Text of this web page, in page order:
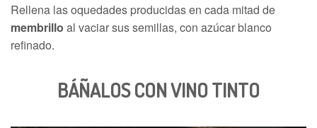
Rellena las oquedades producidas en cada mitad de
membrillo al vaciar sus semillas, con azúcar blanco
refinado.
BÁÑALOS CON VINO TINTO